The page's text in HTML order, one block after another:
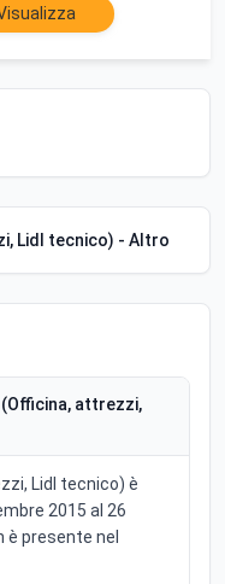
Lidl tecnico) - Altro
(Officina, attrezzi,
Lidl tecnico) è
2015 al 26
è presente nel